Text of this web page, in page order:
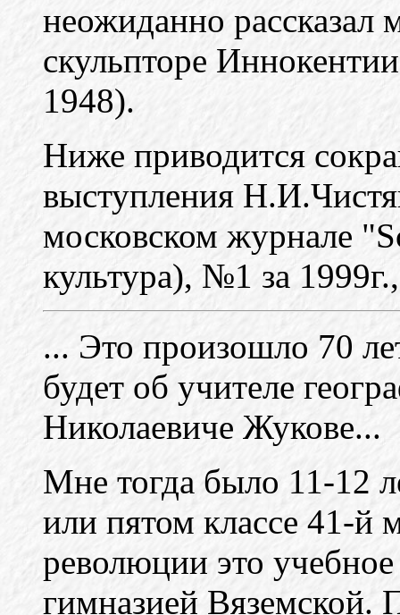
неожиданно рассказал
скульпторе
1948).
Ниже приводится
выступления
московском журнале
культура), №1 за
... Это произошло 70
будет об учителе
Николаевиче Жукове...
Мне тогда было 11-12
или пятом классе 41-й
революции это учебное
гимназией Вяземской.